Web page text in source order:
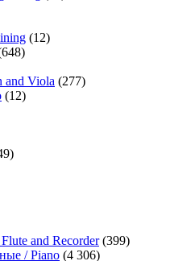
(12)
and Viola (277)
(12)
and Recorder(399)
/ Piano (4 306)